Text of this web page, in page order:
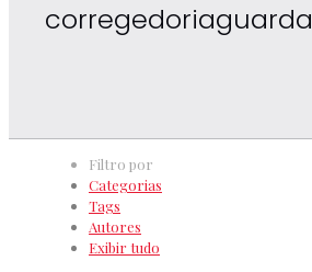
corregedoriaguarda
Filtro por
Categorias
Tags
Autores
Exibir tudo